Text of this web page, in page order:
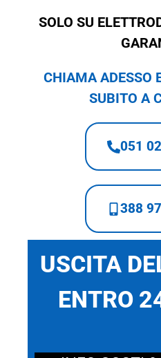
SOLO SU
CHIAMA ADESSO
SUBITO A
051
388
USCITA
ENTRO